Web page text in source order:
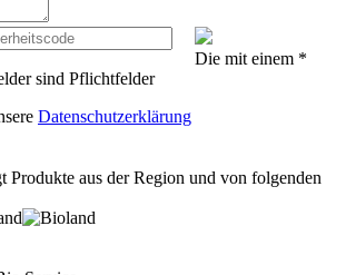
Die mit einem *
sind Pflichtfelder
Datenschutzerklärung
Produkte aus der Region und von folgenden